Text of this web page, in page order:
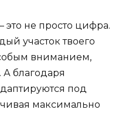
это не просто цифра.
участок твоего
вниманием,
А благодаря
под
максимально